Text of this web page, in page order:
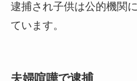
逮捕され子供は公的機関
ています。
夫婦喧嘩で逮捕